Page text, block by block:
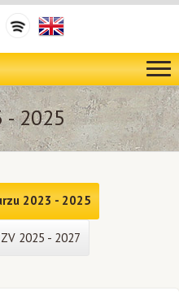
- 2025
2023 - 2025
2025 - 2027